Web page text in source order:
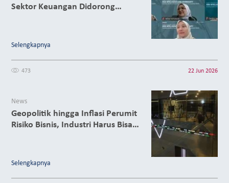
Sektor Keuangan Didorong
Selengkapnya
473 22 Jun 2026
News
Geopolitik hingga Inflasi Perumit
Risiko Bisnis, Industri Harus Bisa
Selengkapnya